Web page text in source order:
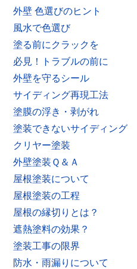
外壁 色選びのヒント
風水で色選び
塗る前にクラックを
必見！トラブルの前に
外壁を守るシール
サイディング再現工法
塗膜の浮き・剥がれ
塗装できないサイディング
クリヤー塗装
外壁塗装Ｑ＆Ａ
屋根塗装について
屋根塗装の工程
屋根の縁切りとは？
遮熱塗料の効果？
塗装工事の限界
防水・雨漏りについて